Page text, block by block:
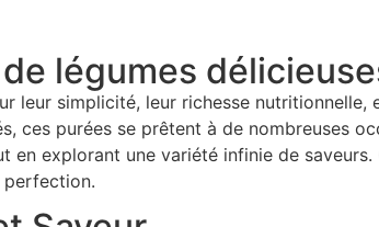
légumes
simplicité, leur richesse nutritionnelle,
ces purées se prêtent à de nombreuses
en explorant une variété infinie de
perfection.